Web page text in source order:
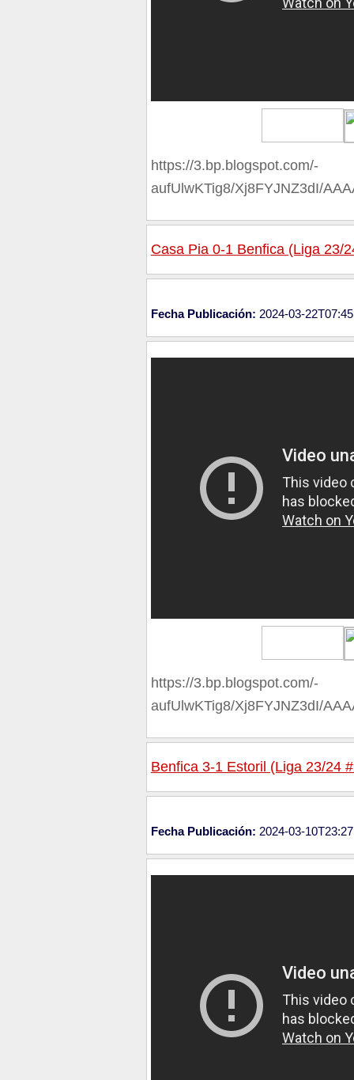
https://3.bp.blogspot.com/-
aufUlwKTig8/Xj8FYJNZ3dI/
Casa Pia 0-1 Benfica (Liga 23/
Fecha Publicación: 2024-03-
https://3.bp.blogspot.com/-
aufUlwKTig8/Xj8FYJNZ3dI/
Benfica 3-1 Estoril (Liga 23/24
Fecha Publicación: 2024-03-